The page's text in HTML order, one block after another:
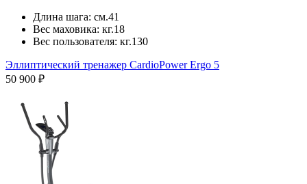
Длина шага: см.41
Вес маховика: кг.18
Вес пользователя: кг.130
Эллиптический тренажер CardioPower Ergo 5
50 900 ₽